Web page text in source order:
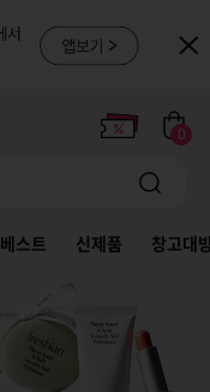
0
베스트 신제품 창고대